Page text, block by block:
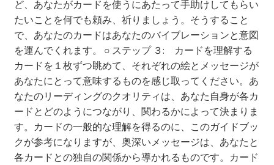
ど、あなたがカードを使うにあたって手助けしてもらい
たいことを何でも頼み、祈りましょう。そうすること
で、あなたのカードはあなたのバイブレーションと意図
を運んでくれます。 ○ ステップ ３: カードを理解する
カードを１枚ずつ眺めて、それぞれの絵とメッセージが
あなたにとって意味するものを感じ取ってください。あ
なたのリーディングのクオリティは、あなた自身が各カ
ードとどのようにつながり、関わるかによって決まりま
す。カードの一般的な理解を得るのに、このガイドブッ
クが参考になりますが、奥深いメッセージは、あなたと
各カードとの独自の関係から導かれるものです。カード